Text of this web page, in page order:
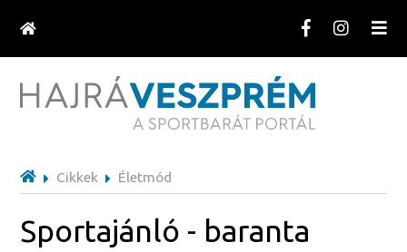
Cikkek Életmód
Sportajánló - baranta